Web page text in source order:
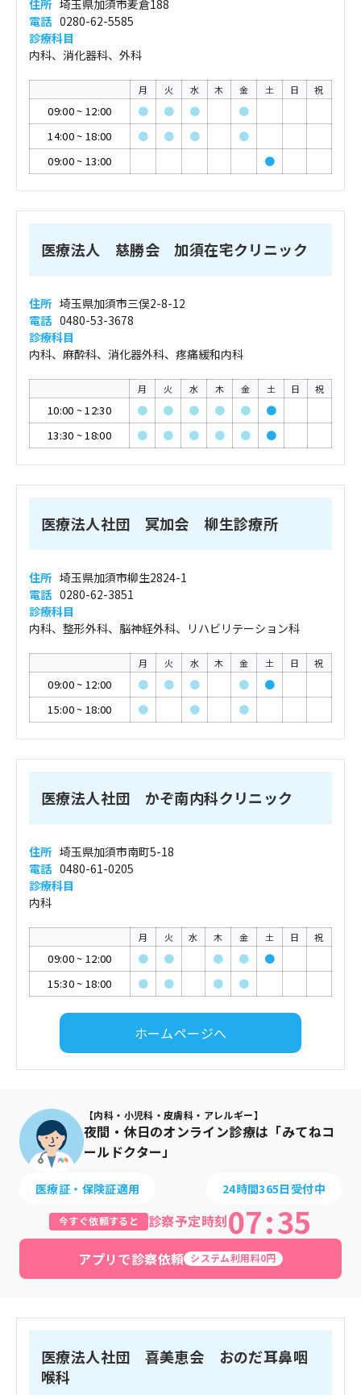
住所 埼玉県加須市麦倉188
電話 0280-62-5585
診療科目
内科、消化器科、外科
月 火 水 木 金 土 日 祝
09:00~ 12:00 ● ● ●
●
14:00~ 18:00 ● ● ●
●
09:00~ 13:00 ●
医療法人 慈勝会 加須在宅クリニック
住所 埼玉県加須市三俣2-8-12
電話 0480-53-3678
診療科目
内科、麻酔科、消化器外科、疼痛緩和内科
月 火 水 木 金 土 日 祝
10:00 ~12:30 ● ● ● ● ●
●
13:30 ~18:00 ● ● ● ● ● ●
医療法人社団 冥加会 柳生診療所
住所 埼玉県加須市柳生2824-1
電話 0280-62-3851
診療科目
内科、整形外科、脳神経外科、リハビリテーション科
月 火 水 木 金 土 日 祝
09:00~ 12:00 ● ● ● ●
●
15:00~ 18:00 ● ● ●
医療法人社団 かぞ南内科クリニック
住所 埼玉県加須市南町5-18
電話 0480-61-0205
診療科目
内科
月 火 水 木 金 土 日 祝
09:00~ 12:00 ● ● ● ●
●
15:30~ 18:00 ● ● ● ●
ホームページへ
【内科・小児科・皮膚科・アレルギー】
夜間・休日のオンライン診療は「みてねコ
ールドクター」
医療証・保険証適用 24時間365日受付中
今すぐ依頼すると 診察予定時刻07:35
アプリで診察依頼 システム利用料0円
医療法人社団 喜美恵会 おのだ耳鼻咽
喉科